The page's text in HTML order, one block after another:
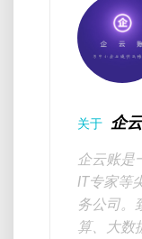
关于 企
企云账是
IT专家等
务公司。
算、大数